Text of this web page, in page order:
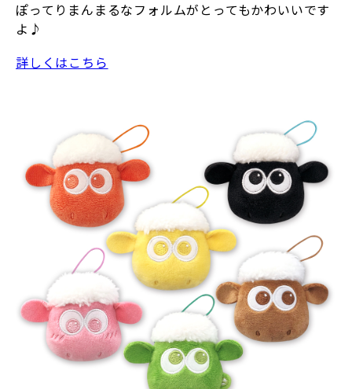
ぽってりまんまるなフォルムがとってもかわいいです
よ♪
詳しくはこちら